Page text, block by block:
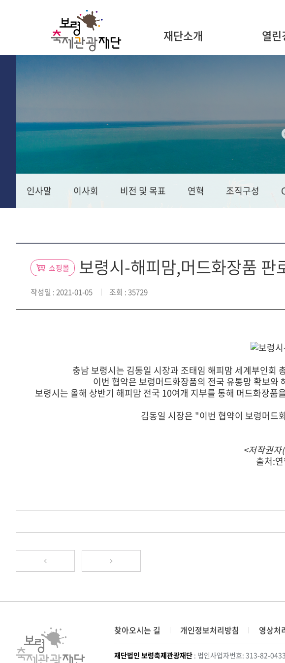
재단소개 열린
인사말 이사회 비전 및 목표 연혁 조직구성
쇼핑몰 보령시-해피맘,머드화장품 판
작성일 : 2021-01-05 조회 : 35729
충남 보령시는 김동일 시장과 조태임 해피맘 세계부인회
이번 협약은 보령머드화장품의 전국 유통망 확보
보령시는 올해 상반기 해피맘 전국 10여개 지부를 통해 머드화장
김동일 시장은 "이번 협약이 보령머드
<저작권
출처:
찾아오시는 길 개인정보처리방침 영상처
재단법인 보령축제관광재단 : 법인사업자번호: 313-82-